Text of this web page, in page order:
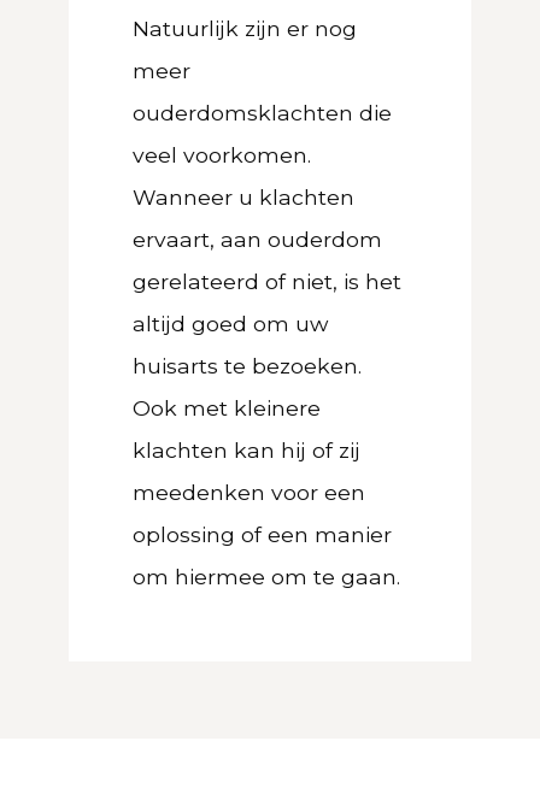
Natuurlijk zijn er nog
meer
ouderdomsklachten die
veel voorkomen.
Wanneer u klachten
ervaart, aan ouderdom
gerelateerd of niet, is het
altijd goed om uw
huisarts te bezoeken.
Ook met kleinere
klachten kan hij of zij
meedenken voor een
oplossing of een manier
om hiermee om te gaan.